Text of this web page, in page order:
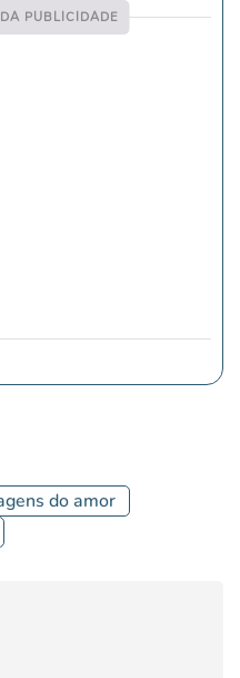
do amor